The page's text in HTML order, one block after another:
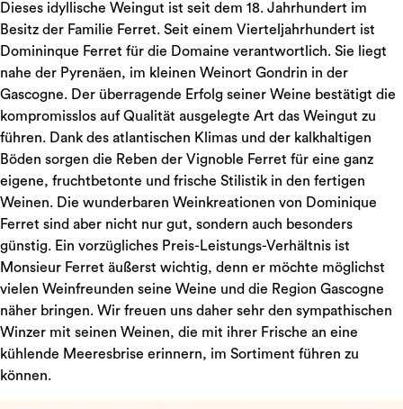
Dieses idyllische Weingut ist seit dem 18. Jahrhundert im
Besitz der Familie Ferret. Seit einem Vierteljahrhundert ist
Domininque Ferret für die Domaine verantwortlich. Sie liegt
nahe der Pyrenäen, im kleinen Weinort Gondrin in der
Gascogne. Der überragende Erfolg seiner Weine bestätigt die
kompromisslos auf Qualität ausgelegte Art das Weingut zu
führen. Dank des atlantischen Klimas und der kalkhaltigen
Böden sorgen die Reben der Vignoble Ferret für eine ganz
eigene, fruchtbetonte und frische Stilistik in den fertigen
Weinen. Die wunderbaren Weinkreationen von Dominique
Ferret sind aber nicht nur gut, sondern auch besonders
günstig. Ein vorzügliches Preis-Leistungs-Verhältnis ist
Monsieur Ferret äußerst wichtig, denn er möchte möglichst
vielen Weinfreunden seine Weine und die Region Gascogne
näher bringen. Wir freuen uns daher sehr den sympathischen
Winzer mit seinen Weinen, die mit ihrer Frische an eine
kühlende Meeresbrise erinnern, im Sortiment führen zu
können.